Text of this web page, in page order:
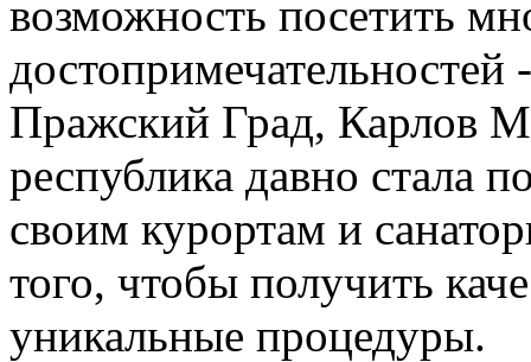
возможность посетить
Пражский Град, Карлов
республика давно стала
своим курортам и
того, чтобы получить
уникальные процедуры.